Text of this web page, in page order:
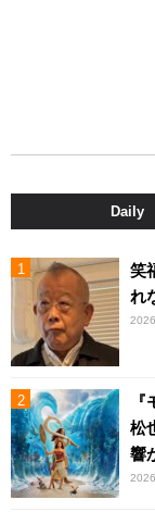
Daily
笑
れ
松
響